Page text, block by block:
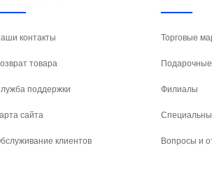
контакты
товара
поддержки
сайта
клиентов
Торговые
Филиалы
Вопросы и